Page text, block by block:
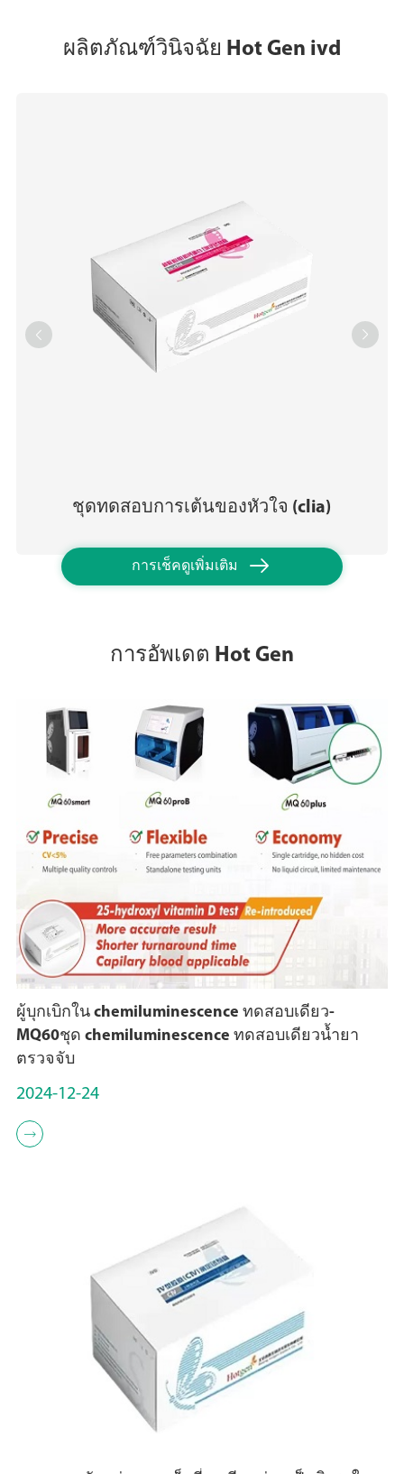
ผลิตภัณฑ์วินิจฉัย Hot Gen ivd
ชุดทดสอบการเต้นของหัวใจ (clia)
การเช็คดูเพิ่มเติม 
 
การอัพเดต Hot Gen
ผู้บุกเบิกใน chemiluminescence ทดสอบเดียว-
MQ60ชุด chemiluminescence ทดสอบเดียวน้ำยา
ตรวจจับ
2024-12-24
